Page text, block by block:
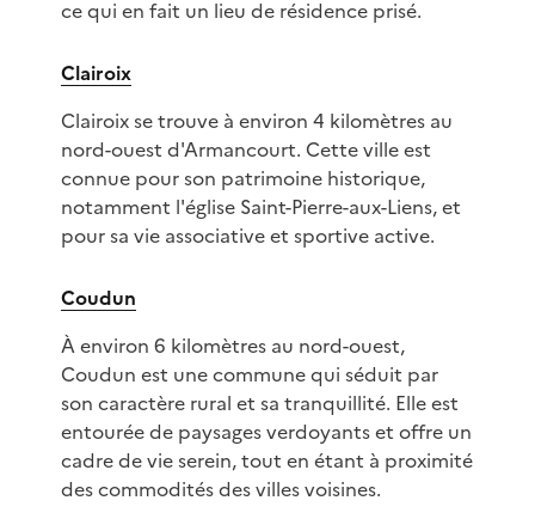
ce qui en fait un lieu de résidence prisé.
Clairoix
Clairoix se trouve à environ 4 kilomètres au
nord-ouest d'Armancourt. Cette ville est
connue pour son patrimoine historique,
notamment l'église Saint-Pierre-aux-Liens, et
pour sa vie associative et sportive active.
Coudun
À environ 6 kilomètres au nord-ouest,
Coudun est une commune qui séduit par
son caractère rural et sa tranquillité. Elle est
entourée de paysages verdoyants et offre un
cadre de vie serein, tout en étant à proximité
des commodités des villes voisines.